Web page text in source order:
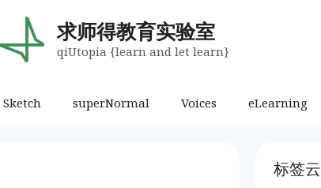
求师得教育实验室
qiUtopia {learn and let learn}
Sketch superNormal Voices eLearning
标签云